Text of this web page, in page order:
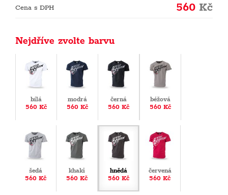
Cena s DPH 560 Kč
Nejdříve zvolte barvu
bílá
560 Kč
modrá
560 Kč
černá
560 Kč
béžová
560 Kč
šedá
560 Kč
khaki
560 Kč
hnědá
560 Kč
červená
560 Kč